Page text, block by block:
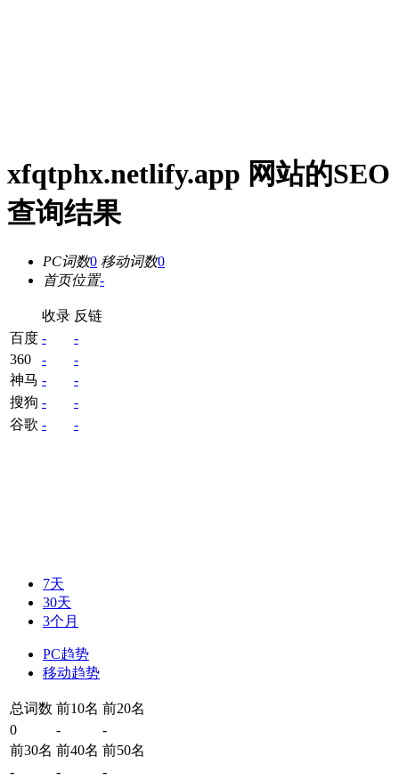
xfqtphx.netlify.app 网站的SEO
查询结果
PC词数0 移动词数0
首页位置-
收录 反链
百度 -
-
360
-
-
神马 -
-
搜狗 -
-
谷歌 - -
7天
30天
3个月
PC趋势
移动趋势
总词数 前10名 前20名
0
-
-
前30名 前40名 前50名
-
-
-